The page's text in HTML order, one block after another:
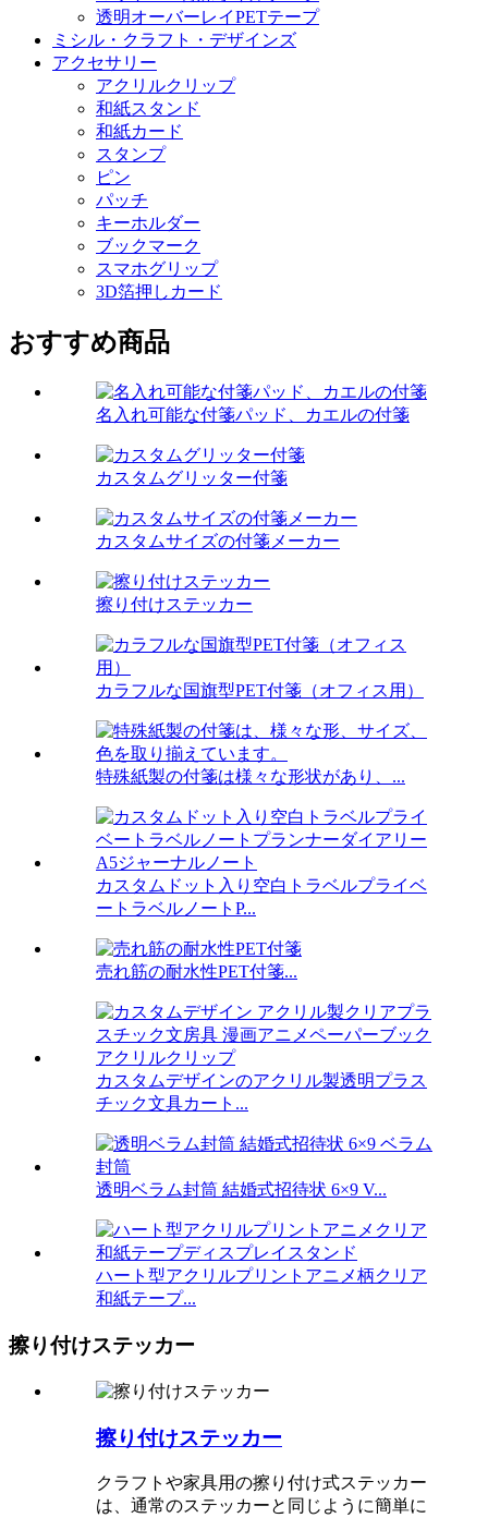
透明オーバーレイPETテープ
ミシル・クラフト・デザインズ
アクセサリー
アクリルクリップ
和紙スタンド
和紙カード
スタンプ
ピン
パッチ
キーホルダー
ブックマーク
スマホグリップ
3D箔押しカード
おすすめ商品
名入れ可能な付箋パッド、カエルの付箋
カスタムグリッター付箋
カスタムサイズの付箋メーカー
擦り付けステッカー
カラフルな国旗型PET付箋（オフィス用）
特殊紙製の付箋は様々な形状があり、...
カスタムドット入り空白トラベルプライベ
ートラベルノートP...
売れ筋の耐水性PET付箋...
カスタムデザインのアクリル製透明プラス
チック文具カート...
透明ベラム封筒 結婚式招待状 6×9 V...
ハート型アクリルプリントアニメ柄クリア
和紙テープ...
擦り付けステッカー
擦り付けステッカー
クラフトや家具用の擦り付け式ステッカー
は、通常のステッカーと同じように簡単に